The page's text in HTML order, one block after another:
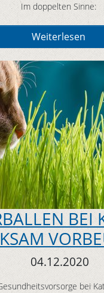
Im doppelten Sinne:
Weiterlesen
BEI
04.12.2020
bei